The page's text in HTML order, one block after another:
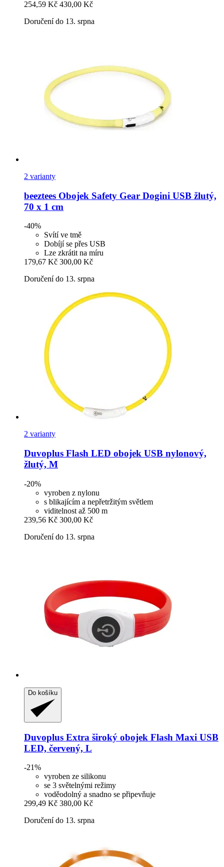
254,59 Kč 430,00 Kč
Doručení do 13. srpna
2 varianty
beeztees Obojek Safety Gear Dogini USB žlutý,
70 x 1 cm
-40%
Svítí ve tmě
Dobíjí se přes USB
Lze zkrátit na míru
179,67 Kč 300,00 Kč
Doručení do 13. srpna
2 varianty
Duvoplus Flash LED obojek USB nylonový,
žlutý, M
-20%
vyroben z nylonu
s blikajícím a nepřetržitým světlem
viditelnost až 500 m
239,56 Kč 300,00 Kč
Doručení do 13. srpna
Do košíku
Duvoplus Extra široký obojek Flash Maxi USB
LED, červený, L
-21%
vyroben ze silikonu
se 3 světelnými režimy
voděodolný a snadno se připevňuje
299,49 Kč 380,00 Kč
Doručení do 13. srpna